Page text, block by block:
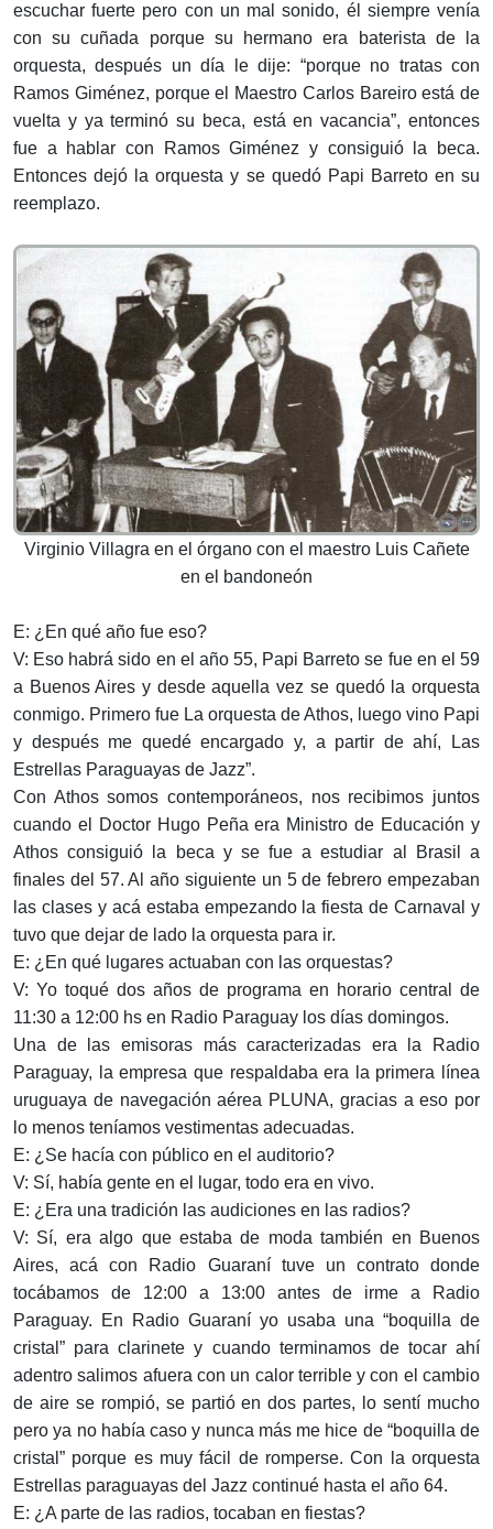
escuchar fuerte pero con un mal sonido, él siempre venía
con su cuñada porque su hermano era baterista de la
orquesta, después un día le dije: “porque no tratas con
Ramos Giménez, porque el Maestro Carlos Bareiro está de
vuelta y ya terminó su beca, está en vacancia”, entonces
fue a hablar con Ramos Giménez y consiguió la beca.
Entonces dejó la orquesta y se quedó Papi Barreto en su
reemplazo.
Virginio Villagra en el órgano con el maestro Luis Cañete
en el bandoneón
E: ¿En qué año fue eso?
V: Eso habrá sido en el año 55, Papi Barreto se fue en el 59
a Buenos Aires y desde aquella vez se quedó la orquesta
conmigo. Primero fue La orquesta de Athos, luego vino Papi
y después me quedé encargado y, a partir de ahí, Las
Estrellas Paraguayas de Jazz”.
Con Athos somos contemporáneos, nos recibimos juntos
cuando el Doctor Hugo Peña era Ministro de Educación y
Athos consiguió la beca y se fue a estudiar al Brasil a
finales del 57. Al año siguiente un 5 de febrero empezaban
las clases y acá estaba empezando la fiesta de Carnaval y
tuvo que dejar de lado la orquesta para ir.
E: ¿En qué lugares actuaban con las orquestas?
V: Yo toqué dos años de programa en horario central de
11:30 a 12:00 hs en Radio Paraguay los días domingos.
Una de las emisoras más caracterizadas era la Radio
Paraguay, la empresa que respaldaba era la primera línea
uruguaya de navegación aérea PLUNA, gracias a eso por
lo menos teníamos vestimentas adecuadas.
E: ¿Se hacía con público en el auditorio?
V: Sí, había gente en el lugar, todo era en vivo.
E: ¿Era una tradición las audiciones en las radios?
V: Sí, era algo que estaba de moda también en Buenos
Aires, acá con Radio Guaraní tuve un contrato donde
tocábamos de 12:00 a 13:00 antes de irme a Radio
Paraguay. En Radio Guaraní yo usaba una “boquilla de
cristal” para clarinete y cuando terminamos de tocar ahí
adentro salimos afuera con un calor terrible y con el cambio
de aire se rompió, se partió en dos partes, lo sentí mucho
pero ya no había caso y nunca más me hice de “boquilla de
cristal” porque es muy fácil de romperse. Con la orquesta
Estrellas paraguayas del Jazz continué hasta el año 64.
E: ¿A parte de las radios, tocaban en fiestas?